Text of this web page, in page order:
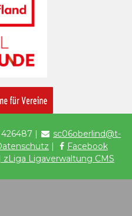
|
sc06oberlind@t-
|
Facebook
Ligaverwaltung CMS